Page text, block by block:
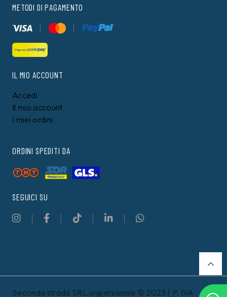
METODI DI PAGAMENTO
IL MIO ACCOUNT
Accedi
Il mio account
I miei ordini
ORDINI SPEDITI DA
SEGUICI SU
Seconda strada SRL unipersonale © 2023 | P. IVA